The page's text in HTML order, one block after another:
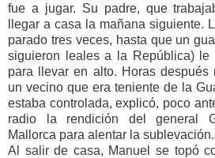
fue a jugar. Su padre, que
llegar a casa la mañana siguiente.
parado tres veces, hasta que un
siguieron leales a la República)
para llevar en alto. Horas después
un vecino que era teniente de la
estaba controlada, explicó, poco
radio la rendición del general
Mallorca para alentar la sublevación.
Al salir de casa, Manuel se topó